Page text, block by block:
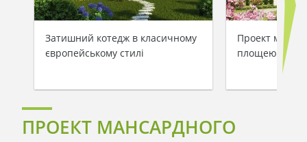
Затишний котедж в класичному
європейському стилі
Проект
площею 126
ПРОЕКТ МАНСАРДНОГО